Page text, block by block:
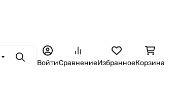
ПоискВойтиСравнениеИзбранноеКорзина